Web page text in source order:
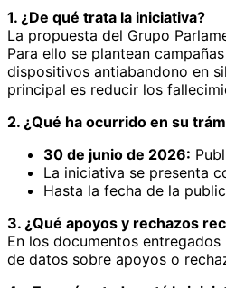
1. ¿De qué trata la iniciativa?
La propuesta del Grupo
Para ello se plantean
dispositivos antiabandono en
principal es reducir los
2. ¿Qué ha ocurrido en su
30 de junio de 2026:
La iniciativa se presenta
Hasta la fecha de la
3. ¿Qué apoyos y rechazos
En los documentos
de datos sobre apoyos o